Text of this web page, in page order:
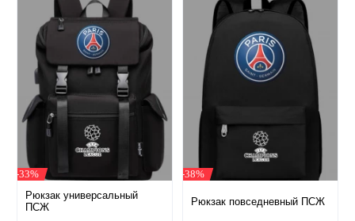
-33%
Рюкзак универсальный
ПСЖ
-38%
Рюкзак повседневный ПСЖ